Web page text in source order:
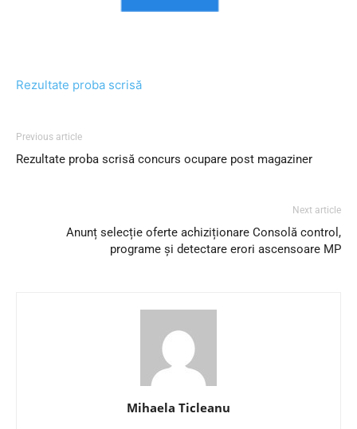
Rezultate proba scrisă
Previous article
Rezultate proba scrisă concurs ocupare post magaziner
Next article
Anunț selecție oferte achiziționare Consolă control,
programe și detectare erori ascensoare MP
Mihaela Ticleanu